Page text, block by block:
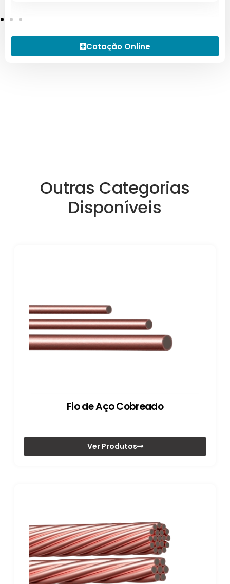
Cotação Online
Outras Categorias
Disponíveis
Fio de Aço Cobreado
Ver Produtos